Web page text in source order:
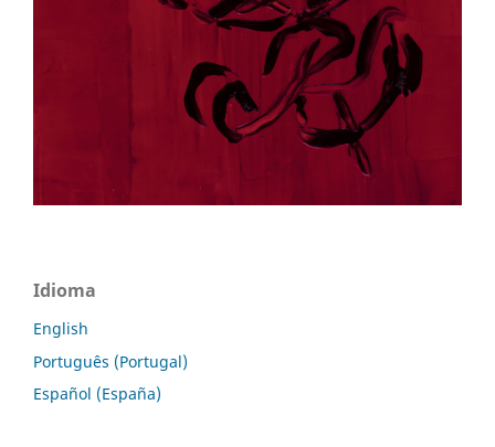
Idioma
English
Português (Portugal)
Español (España)